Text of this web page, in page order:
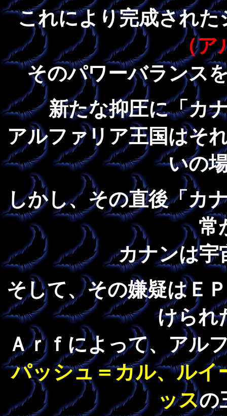
これにより完成された
（ア
そのパワーバランス
新たな抑圧に「カ
アルファリア王国はそ
いの
しかし、その直後「カ
常
カナンは宇
そして、その嫌疑はＥ
けられ
Ａｒｆによって、アル
パッシュ＝カル、ルイ
ッスの